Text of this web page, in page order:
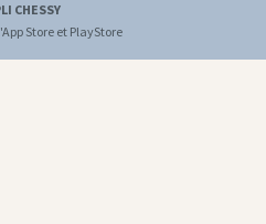
CHESSY
Store et PlayStore